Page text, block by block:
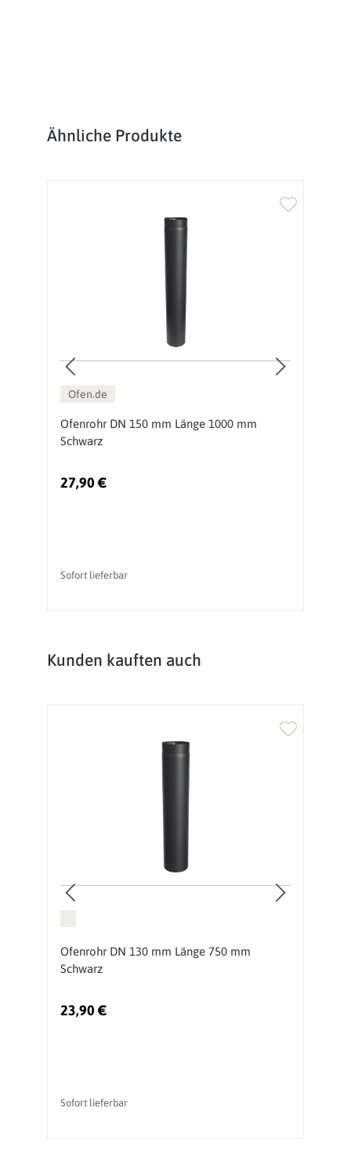
Produktgalerie überspringen
Ähnliche Produkte
Ofen.de
Ofenrohr DN 150 mm Länge 1000 mm
Schwarz
27,90 €
Sofort lieferbar
Produktgalerie überspringen
Kunden kauften auch
Ofenrohr DN 130 mm Länge 750 mm
Schwarz
23,90 €
Sofort lieferbar